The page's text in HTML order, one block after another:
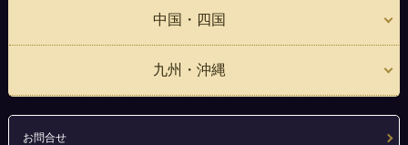
中国・四国
九州・沖縄
お問合せ